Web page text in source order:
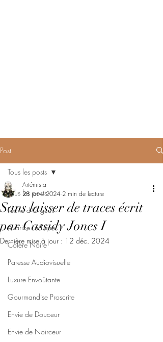
Post
Tous les posts
Féerie d'Orgueil
Avarice Ludique
Colère Noire
Paresse Audiovisuelle
Luxure Envoûtante
Gourmandise Proscrite
Envie de Douceur
Envie de Noirceur
Tous les posts
Sans laisser de traces écrit
par Cassidy Jones I
Artémisia
28 janv. 2024 2 min de lecture
Dernière mise à jour : 12 déc. 2024